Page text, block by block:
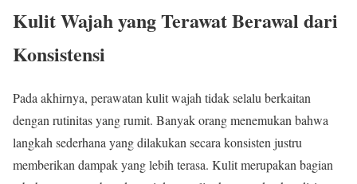
Kulit Wajah yang Terawat Berawal dari
Konsistensi
Pada akhirnya, perawatan kulit wajah tidak selalu berkaitan
dengan rutinitas yang rumit. Banyak orang menemukan bahwa
langkah sederhana yang dilakukan secara konsisten justru
memberikan dampak yang lebih terasa. Kulit merupakan bagian